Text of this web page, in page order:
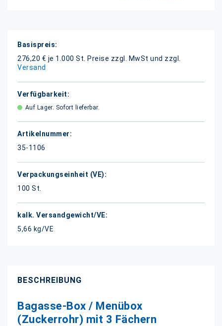
Weitere
Informationen
276,20 € je 1.000 St.
Preise zzgl. MwSt und zzgl.
Versand
Auf Lager. Sofort lieferbar.
35-1106
100 St.
5,66 kg/VE
BESCHREIBUNG
Bagasse-Box / Menübox
(Zuckerrohr) mit 3 Fächern